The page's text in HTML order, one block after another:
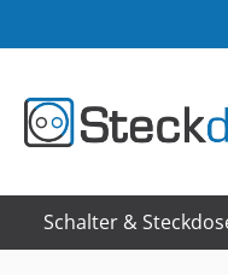
Schalter &